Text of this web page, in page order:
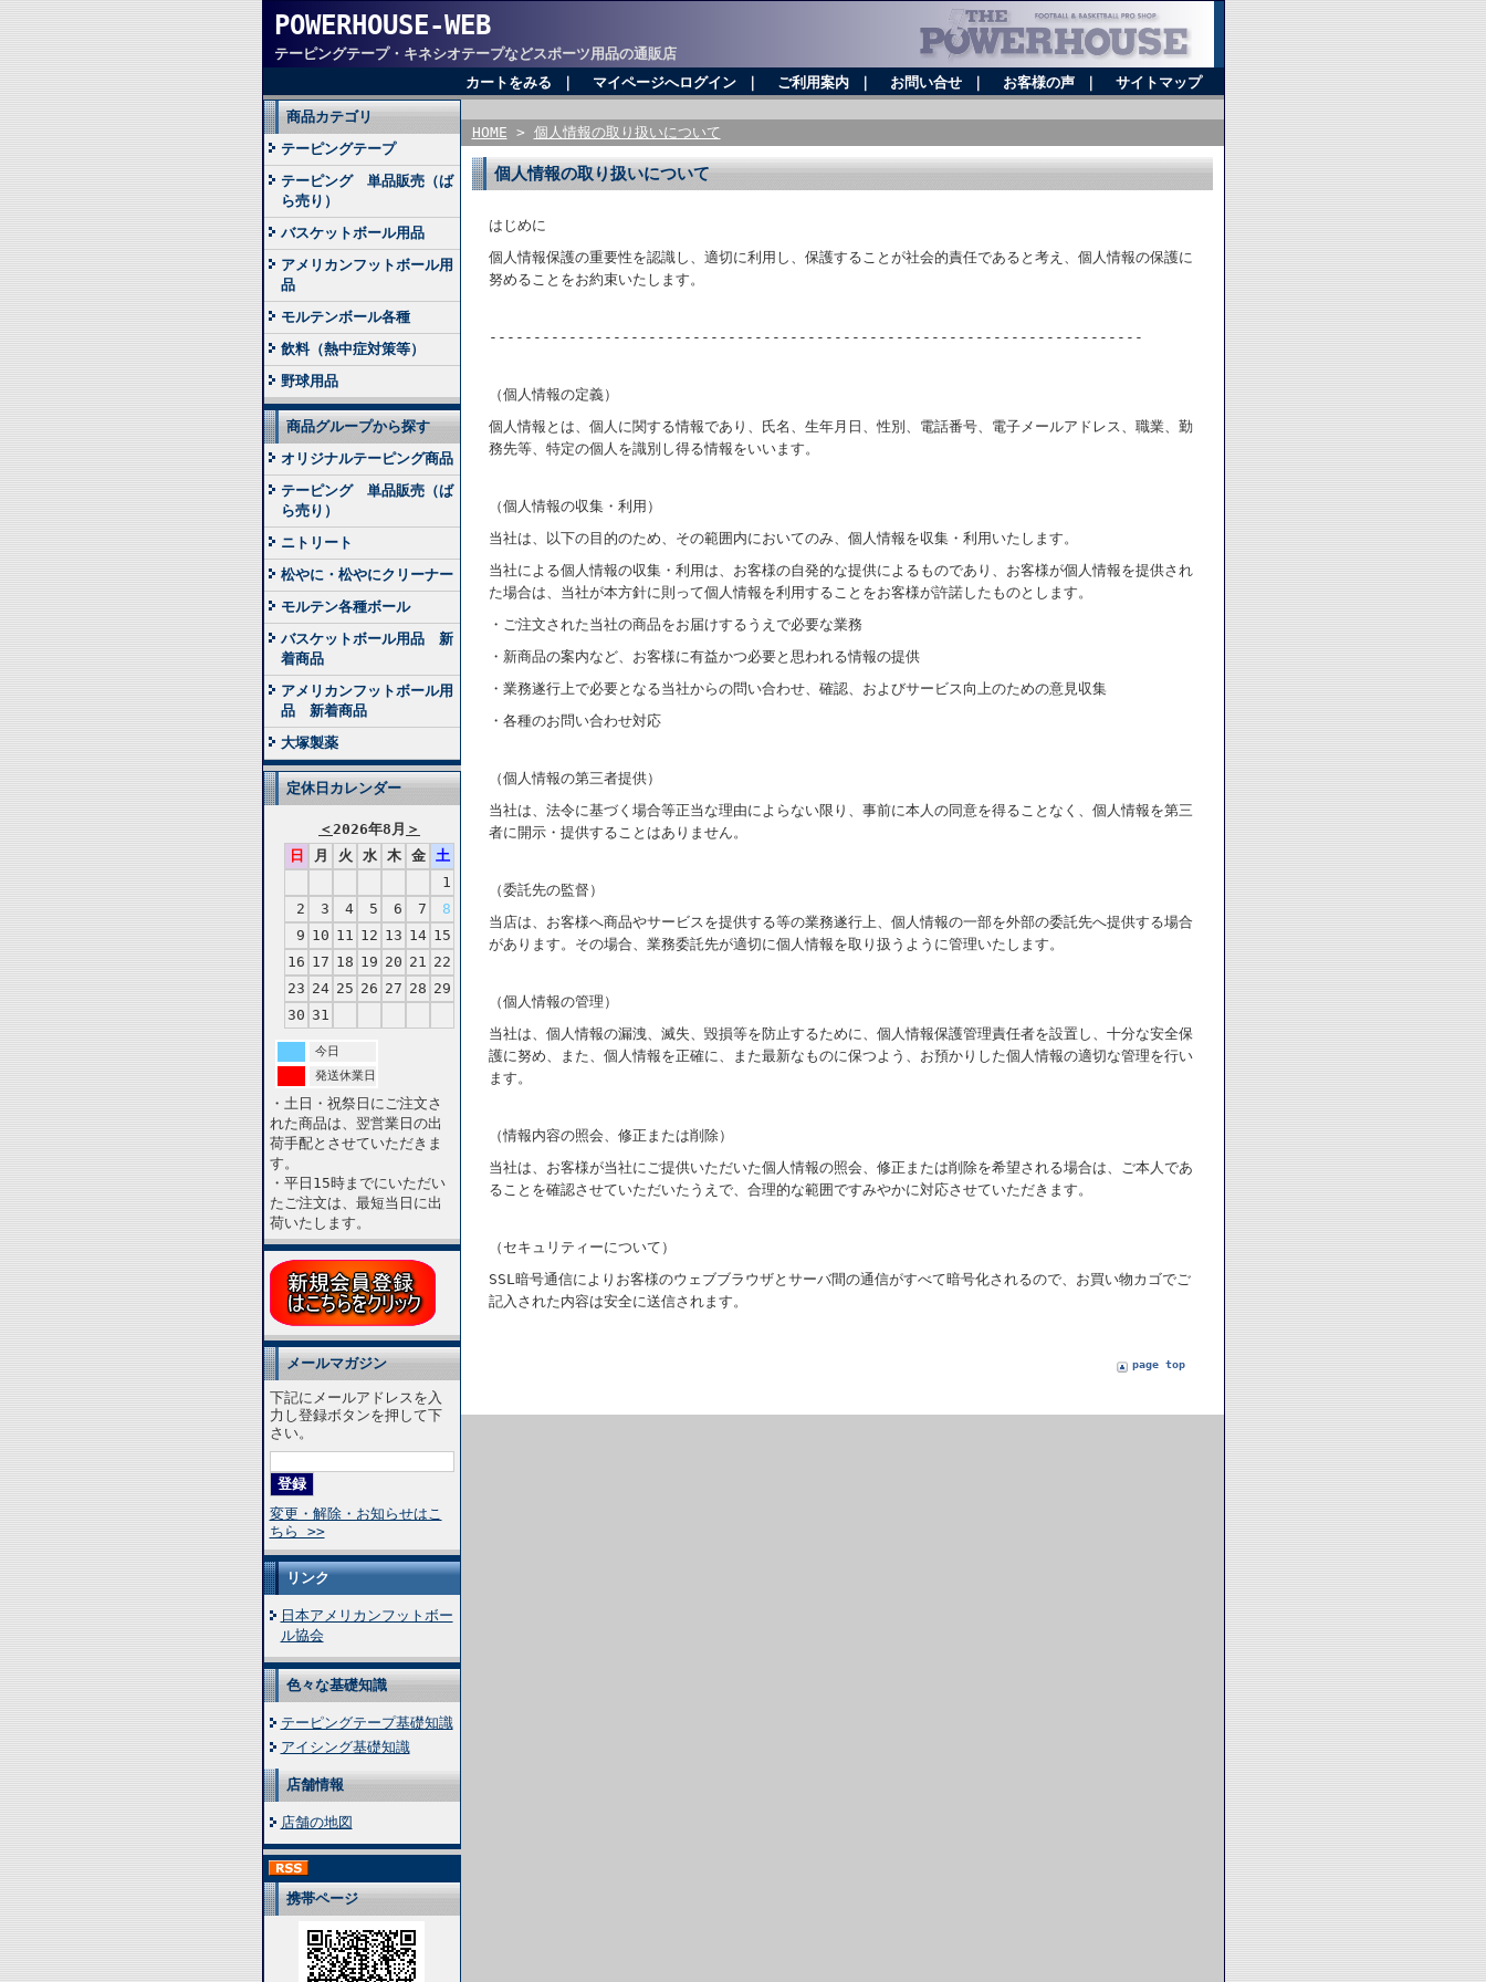
POWERHOUSE-WEB
テーピングテープ・キネシオテープなどスポーツ用品の通販店
カートをみる
マイページへログイン｜ ご利用案内｜ お問い合せ｜ お客様の声｜ サイトマップ
商品カテゴリ
テーピングテープ
テーピング 単品販売（ば
ら売り）
バスケットボール用品
アメリカンフットボール用
品
モルテンボール各種
飲料（熱中症対策等）
野球用品
商品グループから探す
オリジナルテーピング商品
テーピング 単品販売（ば
ら売り）
ニトリート
松やに・松やにクリーナー
モルテン各種ボール
バスケットボール用品 新
着商品
アメリカンフットボール用
品 新着商品
大塚製薬
定休日カレンダー
＜2026年8月 ＞
日
月 火 水 木 金
土
1
2
3 4 5 6 7
8
9 10 11 12 13 14 15
16 17 18 19 20 21 22
23 24 25 26 27 28 29
30 31
今日
発送休業日
・土日・祝祭日にご注文さ
れた商品は、翌営業日の出
荷手配とさせていただきま
す。
・平日15時までにいただい
たご注文は、最短当日に出
荷いたします。
メールマガジン
下記にメールアドレスを入
力し登録ボタンを押して下
さい。
変更・解除・お知らせはこ
ちら >>
リンク
日本アメリカンフットボー
ル協会
色々な基礎知識
テーピングテープ基礎知識
アイシング基礎知識
店舗情報
店舗の地図
携帯ページ
HOME > 個人情報の取り扱いについて
個人情報の取り扱いについて
はじめに
個人情報保護の重要性を認識し、適切に利用し、保護することが社会的責任であると考え、個人情報の保護に
努めることをお約束いたします。
--------------------------------------------------------------------------
（個人情報の定義）
個人情報とは、個人に関する情報であり、氏名、生年月日、性別、電話番号、電子メールアドレス、職業、勤
務先等、特定の個人を識別し得る情報をいいます。
（個人情報の収集・利用）
当社は、以下の目的のため、その範囲内においてのみ、個人情報を収集・利用いたします。
当社による個人情報の収集・利用は、お客様の自発的な提供によるものであり、お客様が個人情報を提供され
た場合は、当社が本方針に則って個人情報を利用することをお客様が許諾したものとします。
・ご注文された当社の商品をお届けするうえで必要な業務
・新商品の案内など、お客様に有益かつ必要と思われる情報の提供
・業務遂行上で必要となる当社からの問い合わせ、確認、およびサービス向上のための意見収集
・各種のお問い合わせ対応
（個人情報の第三者提供）
当社は、法令に基づく場合等正当な理由によらない限り、事前に本人の同意を得ることなく、個人情報を第三
者に開示・提供することはありません。
（委託先の監督）
当店は、お客様へ商品やサービスを提供する等の業務遂行上、個人情報の一部を外部の委託先へ提供する場合
があります。その場合、業務委託先が適切に個人情報を取り扱うように管理いたします。
（個人情報の管理）
当社は、個人情報の漏洩、滅失、毀損等を防止するために、個人情報保護管理責任者を設置し、十分な安全保
護に努め、また、個人情報を正確に、また最新なものに保つよう、お預かりした個人情報の適切な管理を行い
ます。
（情報内容の照会、修正または削除）
当社は、お客様が当社にご提供いただいた個人情報の照会、修正または削除を希望される場合は、ご本人であ
ることを確認させていただいたうえで、合理的な範囲ですみやかに対応させていただきます。
（セキュリティーについて）
SSL暗号通信によりお客様のウェブブラウザとサーバ間の通信がすべて暗号化されるので、お買い物カゴでご
記入された内容は安全に送信されます。
page top